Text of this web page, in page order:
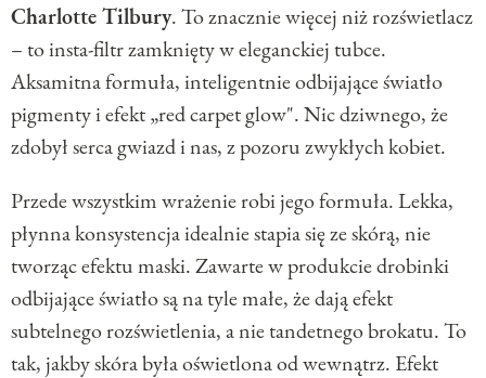
Charlotte Tilbury. To znacznie więcej niż rozświetlacz
– to insta-filtr zamknięty w eleganckiej tubce.
Aksamitna formuła, inteligentnie odbijające światło
pigmenty i efekt „red carpet glow". Nic dziwnego, że
zdobył serca gwiazd i nas, z pozoru zwykłych kobiet.
Przede wszystkim wrażenie robi jego formuła. Lekka,
płynna konsystencja idealnie stapia się ze skórą, nie
tworząc efektu maski. Zawarte w produkcie drobinki
odbijające światło są na tyle małe, że dają efekt
subtelnego rozświetlenia, a nie tandetnego brokatu. To
tak, jakby skóra była oświetlona od wewnątrz. Efekt